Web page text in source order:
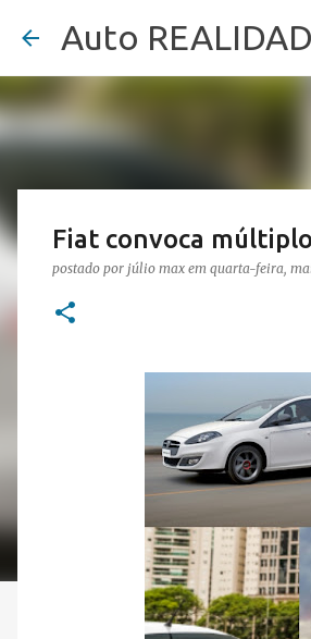
Auto
Fiat convoca
postado por júlio max em quarta-feira,